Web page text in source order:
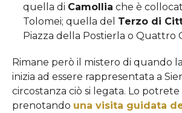
quella di Camollia che è
Tolomei; quella del Terzo di
Piazza della Postierla o Quattro
Rimane però il mistero di quando
inizia ad essere rappresentata a
circostanza ciò si legata. Lo potrete
prenotando una visita guidata